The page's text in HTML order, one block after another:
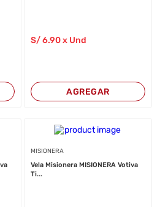
S/6.90x Und
AGREGAR
MISIONERA
Vela Misionera MISIONERA Votiva
Ti...